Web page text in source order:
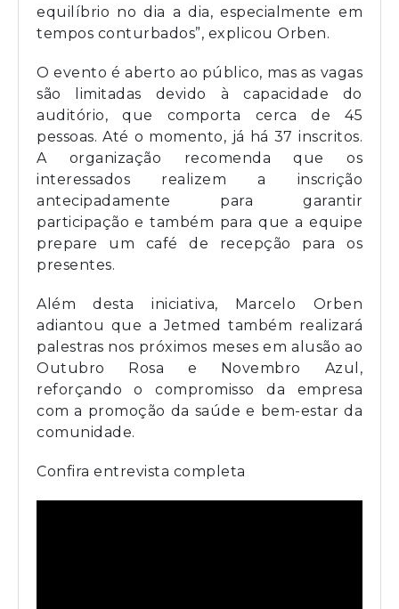
equilíbrio no dia a dia, especialmente em
tempos conturbados”, explicou Orben.
O evento é aberto ao público, mas as vagas
são limitadas devido à capacidade do
auditório, que comporta cerca de 45
pessoas. Até o momento, já há 37 inscritos.
A organização recomenda que os
interessados realizem a inscrição
antecipadamente para garantir
participação e também para que a equipe
prepare um café de recepção para os
presentes.
Além desta iniciativa, Marcelo Orben
adiantou que a Jetmed também realizará
palestras nos próximos meses em alusão ao
Outubro Rosa e Novembro Azul,
reforçando o compromisso da empresa
com a promoção da saúde e bem-estar da
comunidade.
Confira entrevista completa